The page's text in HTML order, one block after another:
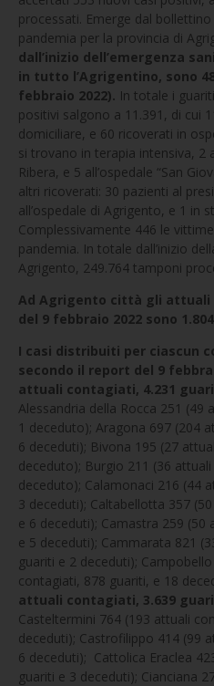
processati. Emerge dal bollettino
pandemia per la provincia di
dall’inizio dell’emergenza
in tutto l’Agrigentino, sono
febbraio 2022). In totale i
positivi salgono a 11.391, di cui
domiciliare, e 60 ricoverati in
si trovano in terapia intensiva, 2
Ribera, e 5 all’ospedale “San
altri ricoverati: 30 pazienti al
all’ospedale di Agrigento, e 1 in
Complessivamente 446 le
pandemia. In totale dall’inizio
Agrigento, 249.764 tamponi
Ad Agrigento città gli
del 9 febbraio 2022 sono 1.804
I casi distribuiti per ciascun
secondo il report del 9
attuali contagiati, 4.231
Alessandria della Rocca 251
1 deceduto); Aragona 697 (204
6 deceduti); Bivona 195 (27
deceduto); Burgio 211 (36
deceduto); Calamonaci 216 (44
3 deceduti); Caltabellotta 357
e 6 deceduti); Camastra 259
e 5 deceduti); Cammarata 821
guariti e 2 deceduti);
contagiati, 878 guariti, e 18
attuali contagiati, 3.639
Casteltermini 764 (193 attuali
deceduti); Castrofilippo 414 (99
6 deceduti); Cattolica Eraclea
guariti e 3 deceduti); Cianciana